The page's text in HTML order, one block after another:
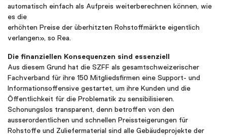
automatisch einfach als Aufpreis weiterberechnen können, wie
es die
erhöhten Preise der überhitzten Rohstoffmärkte eigentlich
verlangen», so Rea.
Die finanziellen Konsequenzen sind essenziell
Aus diesem Grund hat die SZFF als gesamtschweizerischer
Fachverband für ihre 150 Mitgliedsfirmen eine Support- und
Informationsoffensive gestartet, um ihre Kunden und die
Öffentlichkeit für die Problematik zu sensibilisieren.
Schonungslos transparent, denn betroffen von den
ausserordentlichen und schnellen Preissteigerungen für
Rohstoffe und Zuliefermaterial sind alle Gebäudeprojekte der